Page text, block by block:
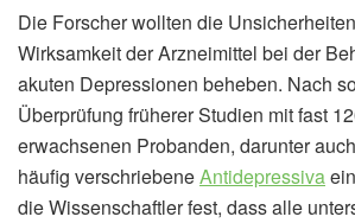
Die Forscher wollten die
Wirksamkeit der Arzneimittel bei der
akuten Depressionen beheben. Nach
Überprüfung früherer Studien mit fast
erwachsenen Probanden, darunter
häufig verschriebeneAntidepressiva
die Wissenschaftler fest, dass alle